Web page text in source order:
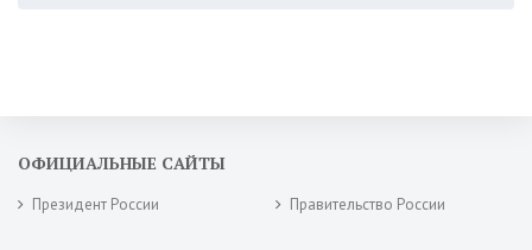
ОФИЦИАЛЬНЫЕ САЙТЫ
Президент России Правительство России